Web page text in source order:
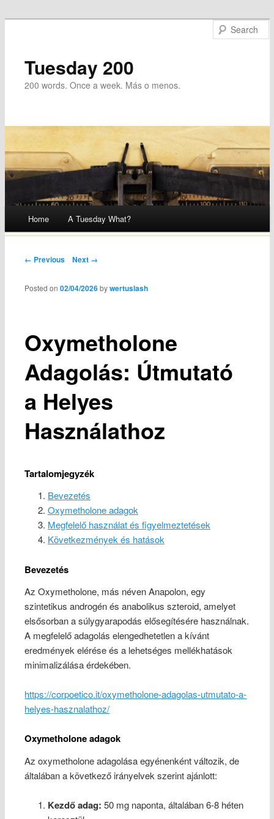
Tuesday 200
200 words. Once a week. Más o menos.
Skip
Home A Tuesday What?
Post navigation
← Previous Next →
Oxymetholone
Adagolás: Útmutató
a Helyes
Használathoz
Posted on02/04/2026 bywertuslash
Tartalomjegyzék
Bevezetés
Oxymetholone adagok
Megfelelő használat és figyelmeztetések
Következmények és hatások
Bevezetés
Az Oxymetholone, más néven Anapolon, egy
szintetikus androgén és anabolikus szteroid, amelyet
elsősorban a súlygyarapodás elősegítésére használnak.
A megfelelő adagolás elengedhetetlen a kívánt
eredmények elérése és a lehetséges mellékhatások
minimalizálása érdekében.
https://corpoetico.it/oxymetholone-adagolas-utmutato-a-
helyes-hasznalathoz/
Oxymetholone adagok
Az oxymetholone adagolása egyénenként változik, de
általában a következő irányelvek szerint ajánlott:
Kezdő adag: 50 mg naponta, általában 6-8 héten